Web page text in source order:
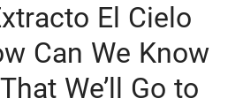
El Cielo
Can We Know
We’ll Go to